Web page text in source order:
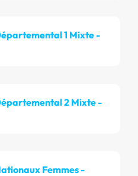
1 Mixte -
2 Mixte -
Femmes -